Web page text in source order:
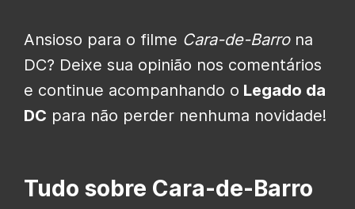
Ansioso para o filme Cara-de-Barro na
DC? Deixe sua opinião nos comentários
e continue acompanhando o Legado da
DC para não perder nenhuma novidade!
Tudo sobre Cara-de-Barro